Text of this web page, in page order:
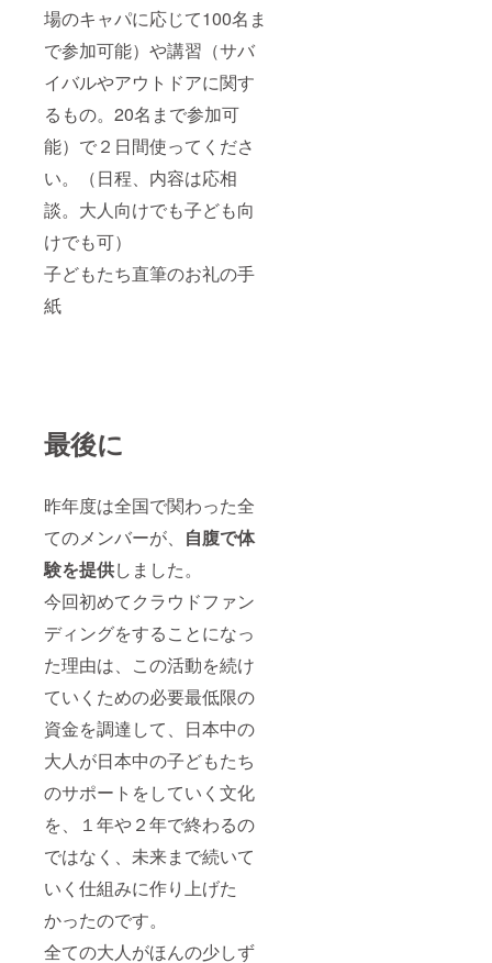
場のキャパに応じて100名ま
で参加可能）や講習（サバ
イバルやアウトドアに関す
るもの。20名まで参加可
能）で２日間使ってくださ
い。（日程、内容は応相
談。大人向けでも子ども向
けでも可）
子どもたち直筆のお礼の手
紙
最後に
昨年度は全国で関わった全
てのメンバーが、 自腹で体
験を提供しました。
今回初めてクラウドファン
ディングをすることになっ
た理由は、この活動を続け
ていくための必要最低限の
資金を調達して、日本中の
大人が日本中の子どもたち
のサポートをしていく文化
を、１年や２年で終わるの
ではなく、未来まで続いて
いく仕組みに作り上げた
かったのです。
全ての大人がほんの少しず